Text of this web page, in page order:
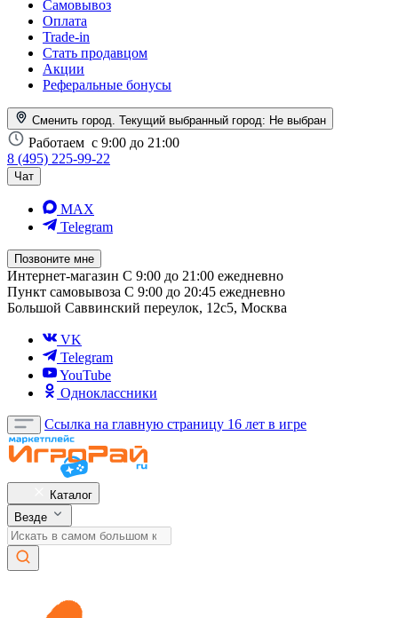
Самовывоз
Оплата
Trade-in
Стать продавцом
Акции
Реферальные бонусы
Сменить город. Текущий выбранный город: Не выбран
Работаем с 9:00 до 21:00
8 (495) 225-99-22
Чат
MAX
Telegram
Позвоните мне
Интернет-магазин С 9:00 до 21:00 ежедневно
Пункт самовывоза С 9:00 до 20:45 ежедневно
Большой Саввинский переулок, 12с5, Москва
VK
Telegram
YouTube
Одноклассники
Ссылка на главную страницу 16 лет в игре
Каталог
Везде